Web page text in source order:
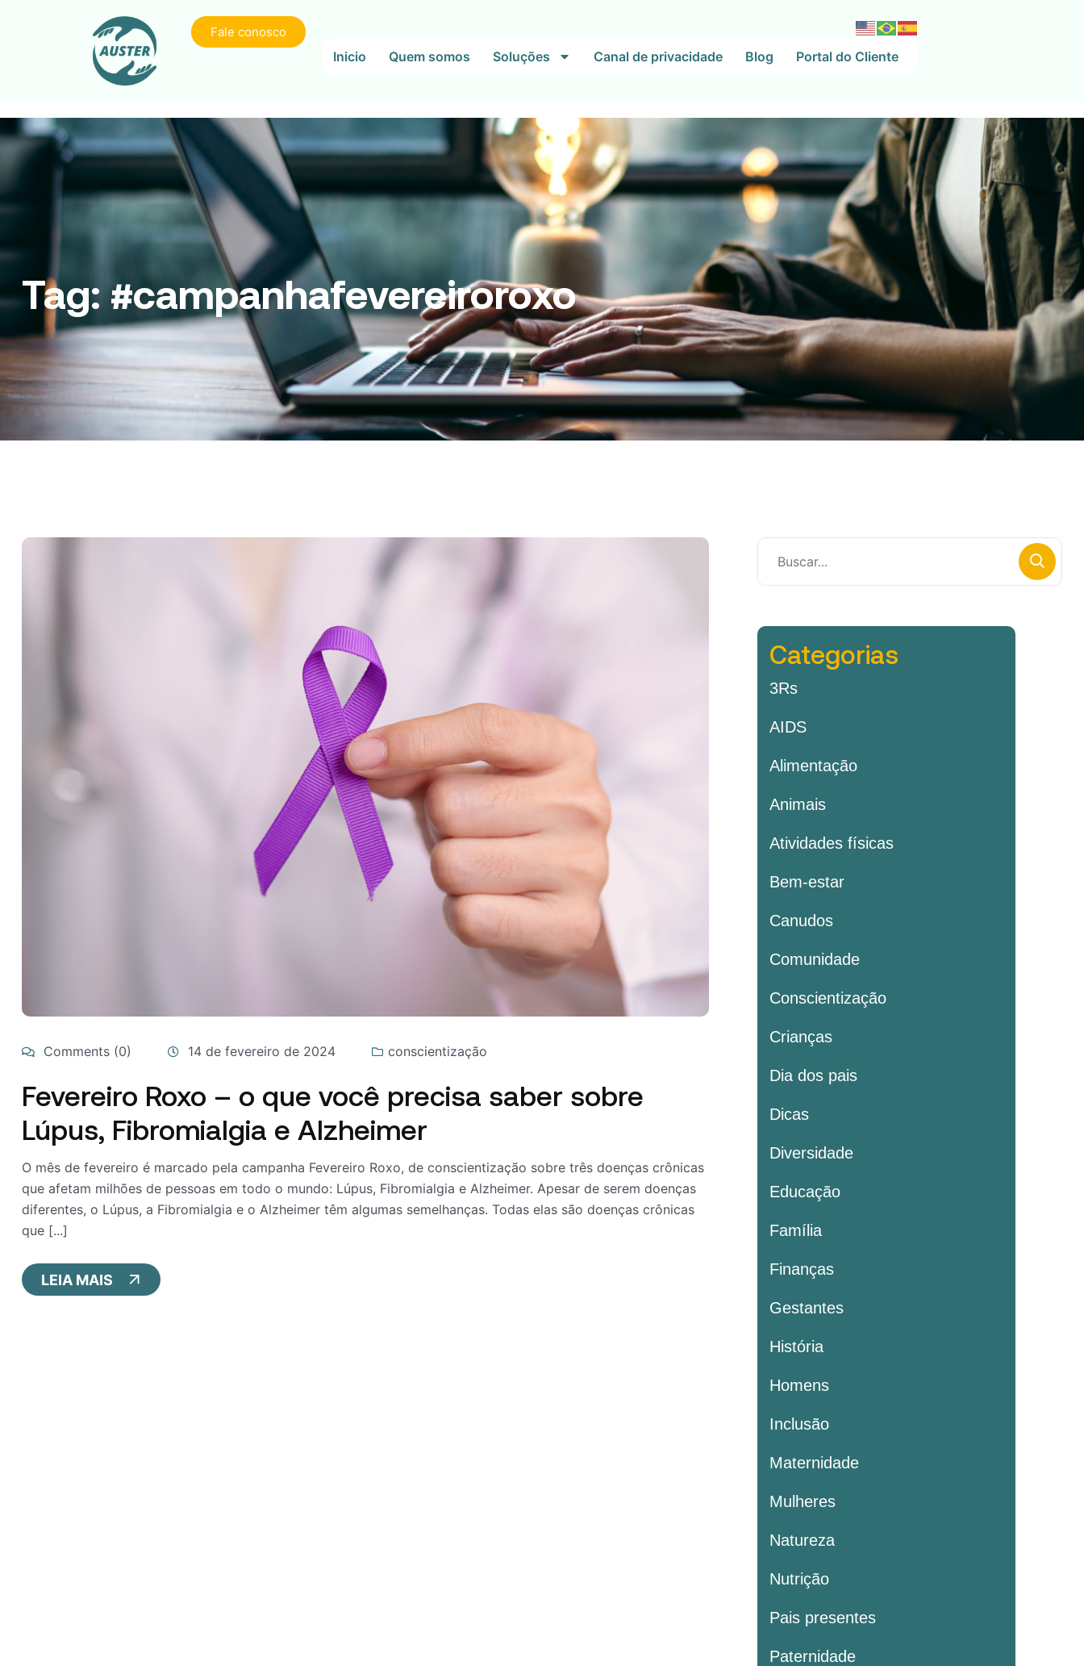
Fale conosco
Inicio Quem somos Soluções Canal de privacidade Blog Portal do Cliente
Tag:#campanhafevereiroroxo
Comments (0) 14 de fevereiro de 2024 conscientização
Fevereiro Roxo – o que você precisa saber sobre
Lúpus, Fibromialgia e Alzheimer
O mês de fevereiro é marcado pela campanha Fevereiro Roxo, de conscientização sobre três doenças crônicas
que afetam milhões de pessoas em todo o mundo: Lúpus, Fibromialgia e Alzheimer. Apesar de serem doenças
diferentes, o Lúpus, a Fibromialgia e o Alzheimer têm algumas semelhanças. Todas elas são doenças crônicas
que [...]
LEIA MAIS
Categorias
3Rs
AIDS
Alimentação
Animais
Atividades físicas
Bem-estar
Canudos
Comunidade
Conscientização
Crianças
Dia dos pais
Dicas
Diversidade
Educação
Família
Finanças
Gestantes
História
Homens
Inclusão
Maternidade
Mulheres
Natureza
Nutrição
Pais presentes
Paternidade